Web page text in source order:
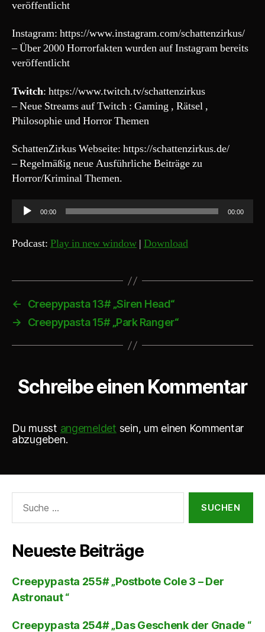
veröffentlicht
Instagram: https://www.instagram.com/schattenzirkus/
– Über 2000 Horrorfakten wurden auf Instagram bereits
veröffentlicht
Twitch: https://www.twitch.tv/schattenzirkus
– Neue Streams auf Twitch : Gaming , Rätsel ,
Philosophie und Horror Themen
SchattenZirkus Webseite: https://schattenzirkus.de/
– Regelmäßig neue Ausführliche Beiträge zu
Horror/Kriminal Themen.
u
d
P
y
00:00 00:00
Podcast: Play in new window | Download
←
Creepypasta 13# „Siren Head“
→
Creepypasta 15# „Park Ranger“
Schreibe einen Kommentar
Du musst angemeldet sein, um einen Kommentar
abzugeben.
nach:
Neueste Beiträge
Creepypasta 255# „Postbote Cole 3 – Der
Astronaut “
Creepypasta 254# „Das Geschenk der Gnade “